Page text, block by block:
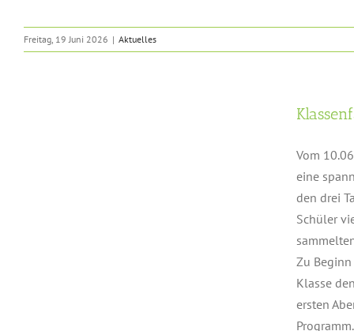
Freitag, 19 Juni 2026 | Aktuelles
Vom
eine
den drei
Schüler
Zu
Klasse
ersten